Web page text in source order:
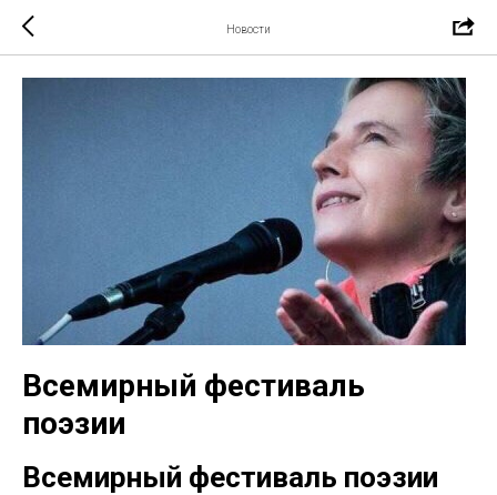
Новости
Всемирный фестиваль
поэзии
Всемирный фестиваль поэзии